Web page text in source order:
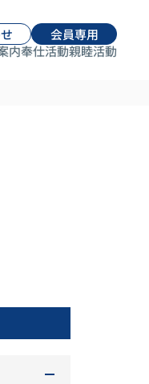
会員専用
内奉仕活動親睦活動